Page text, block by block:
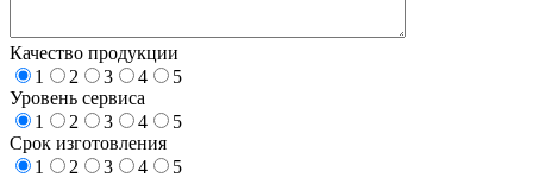
Качество продукции
1
2 3 4
5
Уровень сервиса
1
2 3 4
5
Срок изготовления
1
2 3 4
5